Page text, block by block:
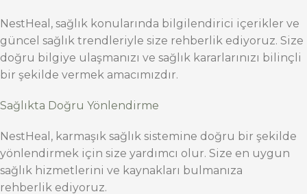
NestHeal, sağlık konularında bilgilendirici içerikler ve
güncel sağlık trendleriyle size rehberlik ediyoruz. Size
doğru bilgiye ulaşmanızı ve sağlık kararlarınızı bilinçli
bir şekilde vermek amacımızdır.
Sağlıkta Doğru Yönlendirme
NestHeal, karmaşık sağlık sistemine doğru bir şekilde
yönlendirmek için size yardımcı olur. Size en uygun
sağlık hizmetlerini ve kaynakları bulmanıza
rehberlik ediyoruz.